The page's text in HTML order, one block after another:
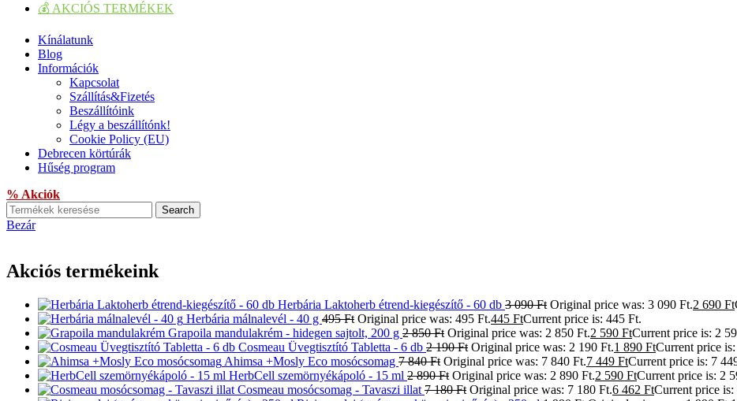
💰 AKCIÓS TERMÉKEK
Kínálatunk
Blog
Információk
Kapcsolat
Szállítás&Fizetés
Beszállítóink
Légy a beszállítónk!
Cookie Policy (EU)
Debrecen körtúrák
Hűség program
% Akciók
Search
Bezár
Akciós termékeink
Herbária Laktoherb étrend-kiegészítő - 60 db 3 090Ft Original price was: 3 090 Ft.2 690 Ft
Herbária málnalevél - 40 g 495Ft Original price was: 495 Ft.445 FtCurrent price is: 445 Ft.
Grapoila mandulakrém - hidegen sajtolt, 200 g 2 850Ft Original price was: 2 850 Ft.2 590 FtCurrent price is: 2
Cosmeau Üvegtisztító Tabletta - 6 db 2 190Ft Original price was: 2 190 Ft.1 890 FtCurrent price
Ahimsa +Mosly Eco mosócsomag 7 840Ft Original price was: 7 840 Ft.7 449 FtCurrent price is: 7
HerbCell szemörnyékápoló - 15 ml 2 890Ft Original price was: 2 890 Ft.2 590 FtCurrent price is: 2
Cosmeau mosócsomag - Tavaszi illat 7 180Ft Original price was: 7 180 Ft.6 462 FtCurrent price is: